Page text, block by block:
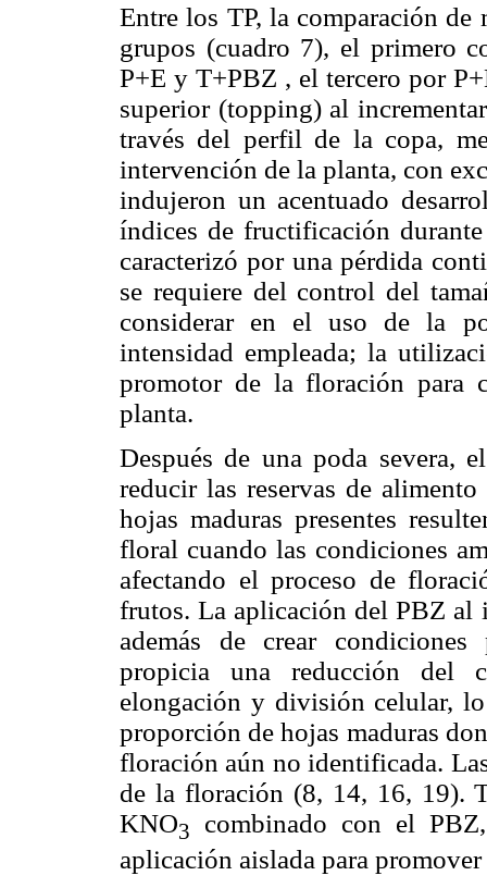
Entre los TP, la comparación
grupos (cuadro 7), el primero
P+E y T+PBZ , el tercero por
superior (topping) al
través del perfil de la copa,
intervención de la planta, con
indujeron un acentuado
índices de fructificación
caracterizó por una pérdida
se requiere del control del
considerar en el uso de la
intensidad empleada; la
promotor de la floración para
planta.
Después de una poda severa,
reducir las reservas de
hojas maduras presentes
floral cuando las condiciones
afectando el proceso de
frutos. La aplicación del PBZ
además de crear
propicia una reducción del
elongación y división celular,
proporción de hojas maduras
floración aún no identificada.
de la floración (8, 14, 16, 19).
KNO3 combinado con el
aplicación aislada para